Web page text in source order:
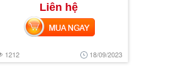
Liên hệ
1212 18/09/2023
MUA NGAY